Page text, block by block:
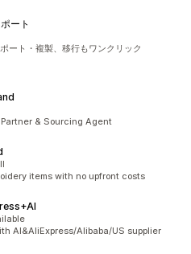
ート
ート・複製、移行もワンクリック
& Sourcing Agent
items with no upfront costs
AI&AliExpress/Alibaba/US supplier